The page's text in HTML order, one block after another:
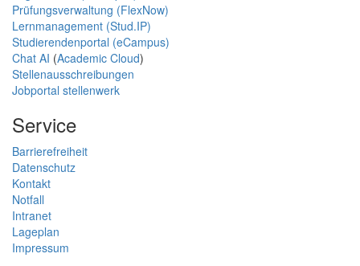
Prüfungsverwaltung (FlexNow)
Lernmanagement (Stud.IP)
Studierendenportal (eCampus)
Chat AI (Academic Cloud)
Stellenausschreibungen
Jobportal stellenwerk
Service
Barrierefreiheit
Datenschutz
Kontakt
Notfall
Intranet
Lageplan
Impressum